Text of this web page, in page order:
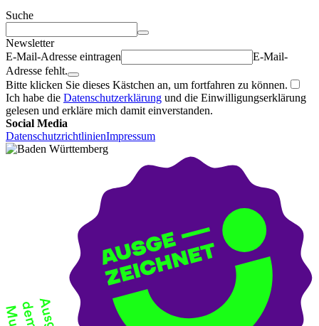
Suche
Newsletter
E-Mail-Adresse eintragen
E-Mail-
Adresse fehlt.
Bitte klicken Sie dieses Kästchen an, um fortfahren zu können.
Ich habe die Datenschutzerklärung und die Einwilligungserklärung
gelesen und erkläre mich damit einverstanden.
Social Media
DatenschutzrichtlinienImpressum